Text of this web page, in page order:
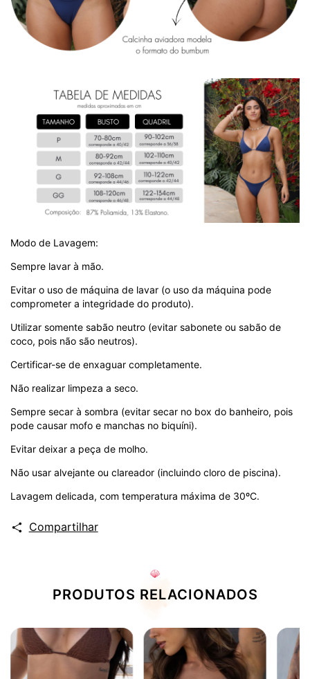
Modo de Lavagem:
Sempre lavar à mão.
Evitar o uso de máquina de lavar (o uso da máquina pode
comprometer a integridade do produto).
Utilizar somente sabão neutro (evitar sabonete ou sabão de
coco, pois não são neutros).
Certificar-se de enxaguar completamente.
Não realizar limpeza a seco.
Sempre secar à sombra (evitar secar no box do banheiro, pois
pode causar mofo e manchas no biquíni).
Evitar deixar a peça de molho.
Não usar alvejante ou clareador (incluindo cloro de piscina).
Lavagem delicada, com temperatura máxima de 30ºC.
Compartilhar
PRODUTOS RELACIONADOS